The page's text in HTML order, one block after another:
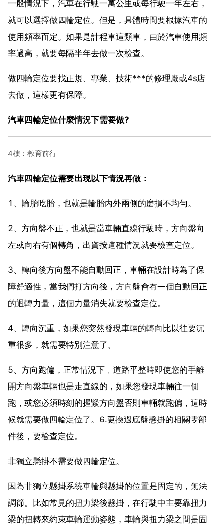
一般情況下，汽車在行駛一萬公里或每行駛一年左右，
就可以選擇做四輪定位。但是，具體時間要根據汽車的
使用頻率而定。如果是計程車這類車，由於汽車使用頻
率過高，就要每隔半年去做一次檢查。
做四輪定位要找正規、專業、技術***的修理廠或4s店
去做，這樣更有保障。
汽車四輪定位什麼情況下需要做?
4樓：教育前行
汽車四輪定位需要出現以下情況再做：
1、輪胎吃胎，也就是輪胎內外兩側的磨損不均勻。
2、方向盤不正，也就是當車輛直線行駛時，方向盤向
左或向右有個轉角，出資按這種情況就要檢查定位。
3、轉向後方向盤不能自動回正，車輛在設計時為了保
障舒適性，當我們打方向後，方向盤會有一個自動回正
的迴轉力量，這個力量消失就要檢查定位。
4、轉向沉重，如果您突然發現車輛的轉向比以往要沉
重很多，就需要特別注意了。
5、方向跑偏，正常情況下，道路平整時即使您的手離
開方向盤車輛也是走直線的，如果您發現車輛往一側
跑，或您必須時刻的握緊方向盤否則車輛就跑偏，這時
候就需要做四輪定位了。6.更換過底盤懸掛的相關零部
件後，要檢查定位。
非獨立懸掛不需要做四輪定位。
因為非獨立懸掛系統車輪與懸掛的位置是固定的，無法
調節。比如常見的扭力梁後懸掛，在行駛中主要靠扭力
梁的扭轉來約束車輪運動姿態，車輪與扭力梁之間是固